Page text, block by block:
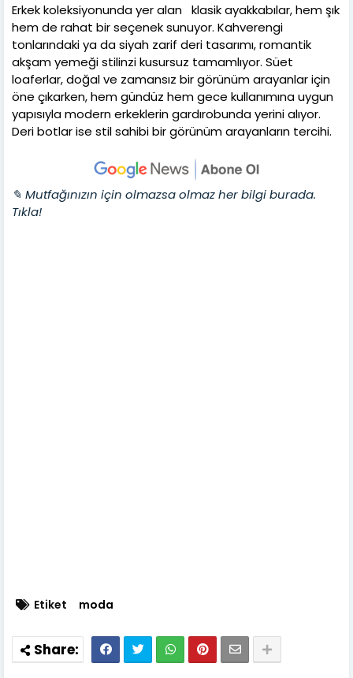
Erkek koleksiyonunda yer alan klasik ayakkabılar, hem şık
hem de rahat bir seçenek sunuyor. Kahverengi
tonlarındaki ya da siyah zarif deri tasarımı, romantik
akşam yemeği stilinzi kusursuz tamamlıyor. Süet
loaferlar, doğal ve zamansız bir görünüm arayanlar için
öne çıkarken, hem gündüz hem gece kullanımına uygun
yapısıyla modern erkeklerin gardırobunda yerini alıyor.
Deri botlar ise stil sahibi bir görünüm arayanların tercihi.
✎ Mutfağınızın için olmazsa olmaz her bilgi burada.
Tıkla!
Etiket moda